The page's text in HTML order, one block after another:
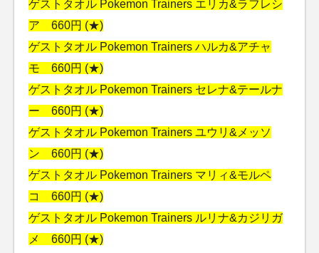
ゲストタオル Pokemon Trainers エリカ&ラフレシ
ア 660円 (★)
ゲストタオル Pokemon Trainers ハルカ&アチャ
モ 660円 (★)
ゲストタオル Pokemon Trainers セレナ&テールナ
ー 660円 (★)
ゲストタオル Pokemon Trainers ユウリ&メッソ
ン 660円 (★)
ゲストタオル Pokemon Trainers マリィ&モルペ
コ 660円 (★)
ゲストタオル Pokemon Trainers ルリナ&カジリガ
メ 660円 (★)